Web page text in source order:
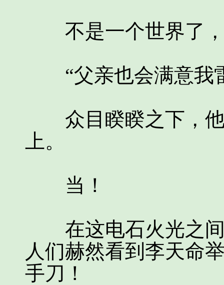
不是一个世界了，
“父亲也会满意我
众目睽睽之下，他
上。
当！
在这电石火光之间
人们赫然看到李天命
手刀！